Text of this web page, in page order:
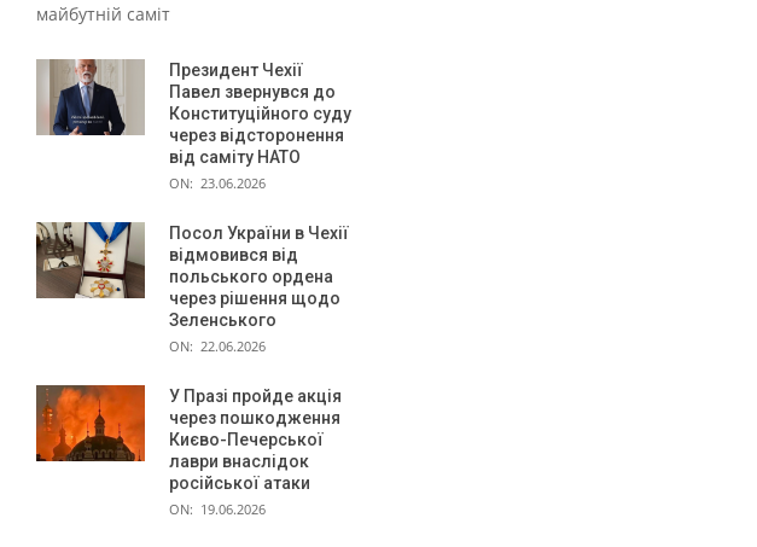
майбутній саміт
Президент Чехії
Павел звернувся до
Конституційного суду
через відсторонення
від саміту НАТО
ON: 23.06.2026
Посол України в Чехії
відмовився від
польського ордена
через рішення щодо
Зеленського
ON: 22.06.2026
У Празі пройде акція
через пошкодження
Києво-Печерської
лаври внаслідок
російської атаки
ON: 19.06.2026